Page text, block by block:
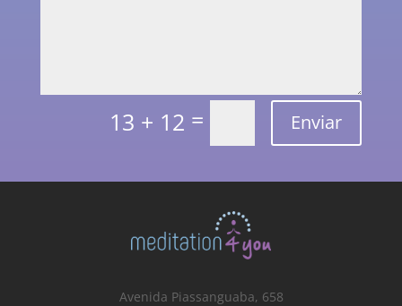
13 + 12 = Enviar
Avenida Piassanguaba, 658